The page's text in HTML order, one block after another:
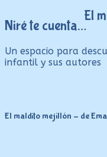
El
Niré te cuenta…
Un espacio para
infantil y sus autores
El maldito mejillón – de